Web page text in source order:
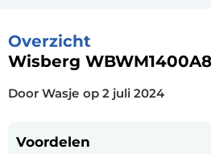
Overzicht
Wisberg
Door Wasje op 2 juli 2024
Voordelen